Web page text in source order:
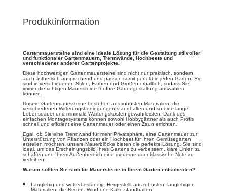
Produktinformation
Gartenmauersteine ​​sind eine ideale Lösung für die Gestaltung stilvoller
und funktionaler Gartenmauern, Trennwände, Hochbeete und
verschiedener anderer Gartenprojekte.
Diese hochwertigen Gartenmauersteine ​​sind nicht nur praktisch, sondern
auch ästhetisch ansprechend und passen somit perfekt in jeden Garten. Sie
sind in verschiedenen Stilen, Farben und Größen erhältlich, sodass Sie
immer die richtigen Mauersteine ​​für Ihre Gartengestaltung auswählen
können.
Unsere Gartenmauersteine ​​bestehen aus robusten Materialien, die
verschiedenen Witterungsbedingungen standhalten und so eine lange
Lebensdauer und minimale Wartungskosten gewährleisten. Dank des
einfachen Montagesystems können sowohl Hobbygärtner als auch Profis
schnell und effizient eine Gartenmauer oder einen Zaun errichten.
Egal, ob Sie eine Trennwand für mehr Privatsphäre, eine Gartenmauer zur
Unterstützung von Pflanzen oder ein Hochbeet für Ihren Gemüsegarten
erstellen möchten, unsere Mauerblöcke bieten die perfekte Lösung. Sie sind
ideal, um das Erscheinungsbild Ihres Gartens zu verbessern, klare Linien zu
schaffen und Ihrem Außenbereich eine moderne oder klassische Note zu
verleihen.
Warum sollten Sie sich für Mauersteine ​​in Ihrem Garten entscheiden?
Langlebig und wetterbeständig: Hergestellt aus robusten, langlebigen
Materialien, die Regen, Wind und Kälte standhalten.